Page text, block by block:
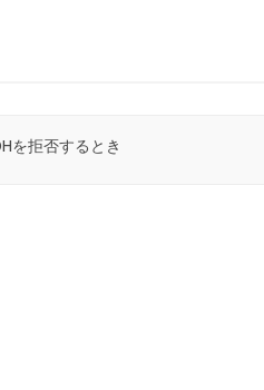
ョン
を拒否するとき